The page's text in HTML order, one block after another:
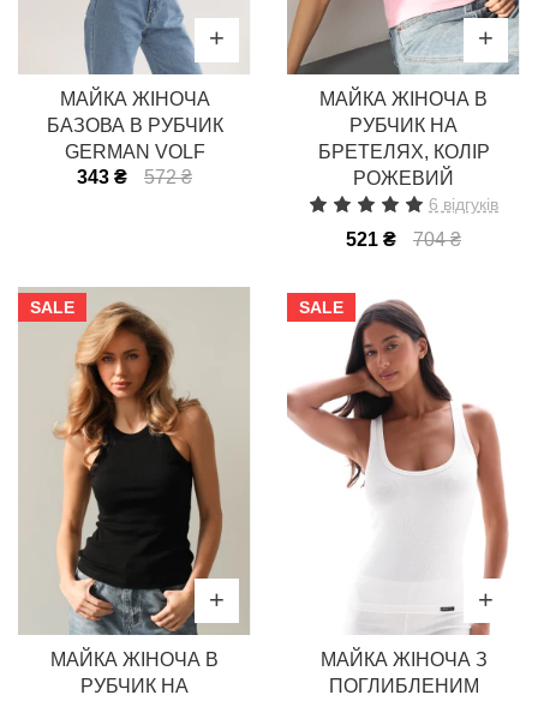
МАЙКА ЖІНОЧА
БАЗОВА В РУБЧИК
GERMAN VOLF
343 ₴
572 ₴
МАЙКА ЖІНОЧА В
РУБЧИК НА
БРЕТЕЛЯХ, КОЛІР
РОЖЕВИЙ
6 відгуків
521 ₴ 704 ₴
SALE
МАЙКА ЖІНОЧА В
РУБЧИК НА
SALE
МАЙКА ЖІНОЧА З
ПОГЛИБЛЕНИМ